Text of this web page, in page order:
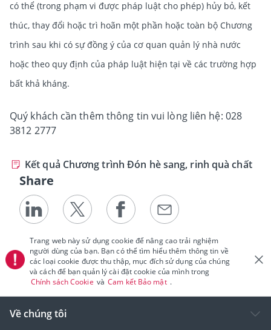
có thể (trong phạm vi được pháp luật cho phép) hủy bỏ, kết
thúc, thay đổi hoặc trì hoãn một phần hoặc toàn bộ Chương
trình sau khi có sự đồng ý của cơ quan quản lý nhà nước
hoặc theo quy định của pháp luật hiện tại về các trường hợp
bất khả kháng.
Quý khách cần thêm thông tin vui lòng liên hệ: 028
3812 2777
Kết quả Chương trình Đón hè sang, rinh quà chất
Share
Trang web này sử dụng cookie để nâng cao trải nghiệm
người dùng của bạn. Bạn có thể tìm hiểu thêm thông tin về
các loại cookie được thu thập, mục đích sử dụng của chúng
và cách để bạn quản lý cài đặt cookie của mình trong
Chính sách Cookie và Cam kết Bảo mật .
Về chúng tôi